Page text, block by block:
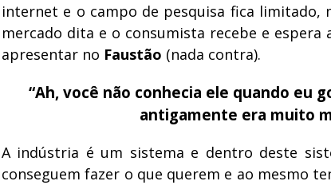
internet e o campo de pesquisa fica limitado,
mercado dita e o consumista recebe e
apresentar no Faustão (nada contra).
“Ah, você não conhecia ele quando eu
antigamente era muito
A indústria é um sistema e dentro deste
conseguem fazer o que querem e ao mesmo